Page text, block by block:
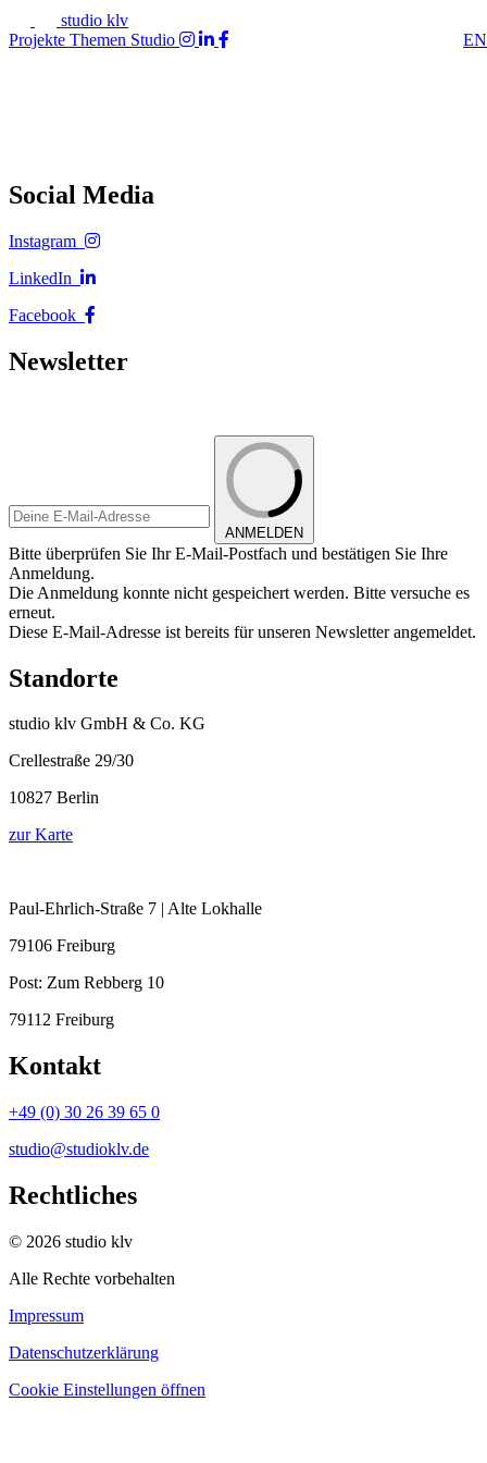
studio klv
Projekte Themen Studio EN
Social Media
Instagram
LinkedIn
Facebook
Newsletter
ANMELDEN
Bitte überprüfen Sie Ihr E-Mail-Postfach und bestätigen Sie Ihre
Anmeldung.
Die Anmeldung konnte nicht gespeichert werden. Bitte versuche es
erneut.
Diese E-Mail-Adresse ist bereits für unseren Newsletter angemeldet.
Standorte
studio klv GmbH & Co. KG
Crellestraße 29/30
10827 Berlin
zur Karte
Paul-Ehrlich-Straße 7 | Alte Lokhalle
79106 Freiburg
Post: Zum Rebberg 10
79112 Freiburg
Kontakt
+49 (0) 30 26 39 65 0
studio@studioklv.de
Rechtliches
© 2026 studio klv
Alle Rechte vorbehalten
Impressum
Datenschutzerklärung
Cookie Einstellungen öffnen